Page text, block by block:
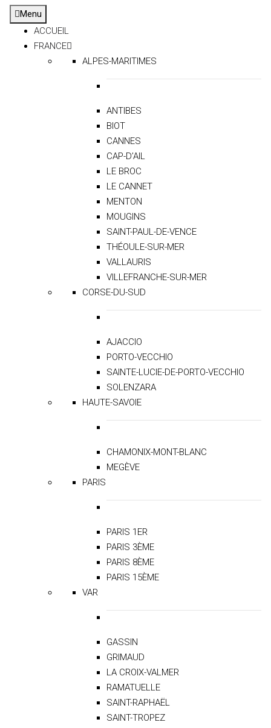
Menu
ACCUEIL
FRANCE
ALPES-MARITIMES
ANTIBES
BIOT
CANNES
CAP-D’AIL
LE BROC
LE CANNET
MENTON
MOUGINS
SAINT-PAUL-DE-VENCE
THÉOULE-SUR-MER
VALLAURIS
VILLEFRANCHE-SUR-MER
CORSE-DU-SUD
AJACCIO
PORTO-VECCHIO
SAINTE-LUCIE-DE-PORTO-VECCHIO
SOLENZARA
HAUTE-SAVOIE
CHAMONIX-MONT-BLANC
MEGÈVE
PARIS
PARIS 1ER
PARIS 3ÈME
PARIS 8ÈME
PARIS 15ÈME
VAR
GASSIN
GRIMAUD
LA CROIX-VALMER
RAMATUELLE
SAINT-RAPHAËL
SAINT-TROPEZ